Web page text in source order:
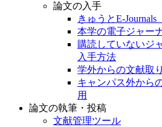
論文の入手
きゅうとE-Journals
本学の電子ジャー
購読していないジ
入手方法
学外からの文献取
キャンパス外から
用
論文の執筆・投稿
文献管理ツール